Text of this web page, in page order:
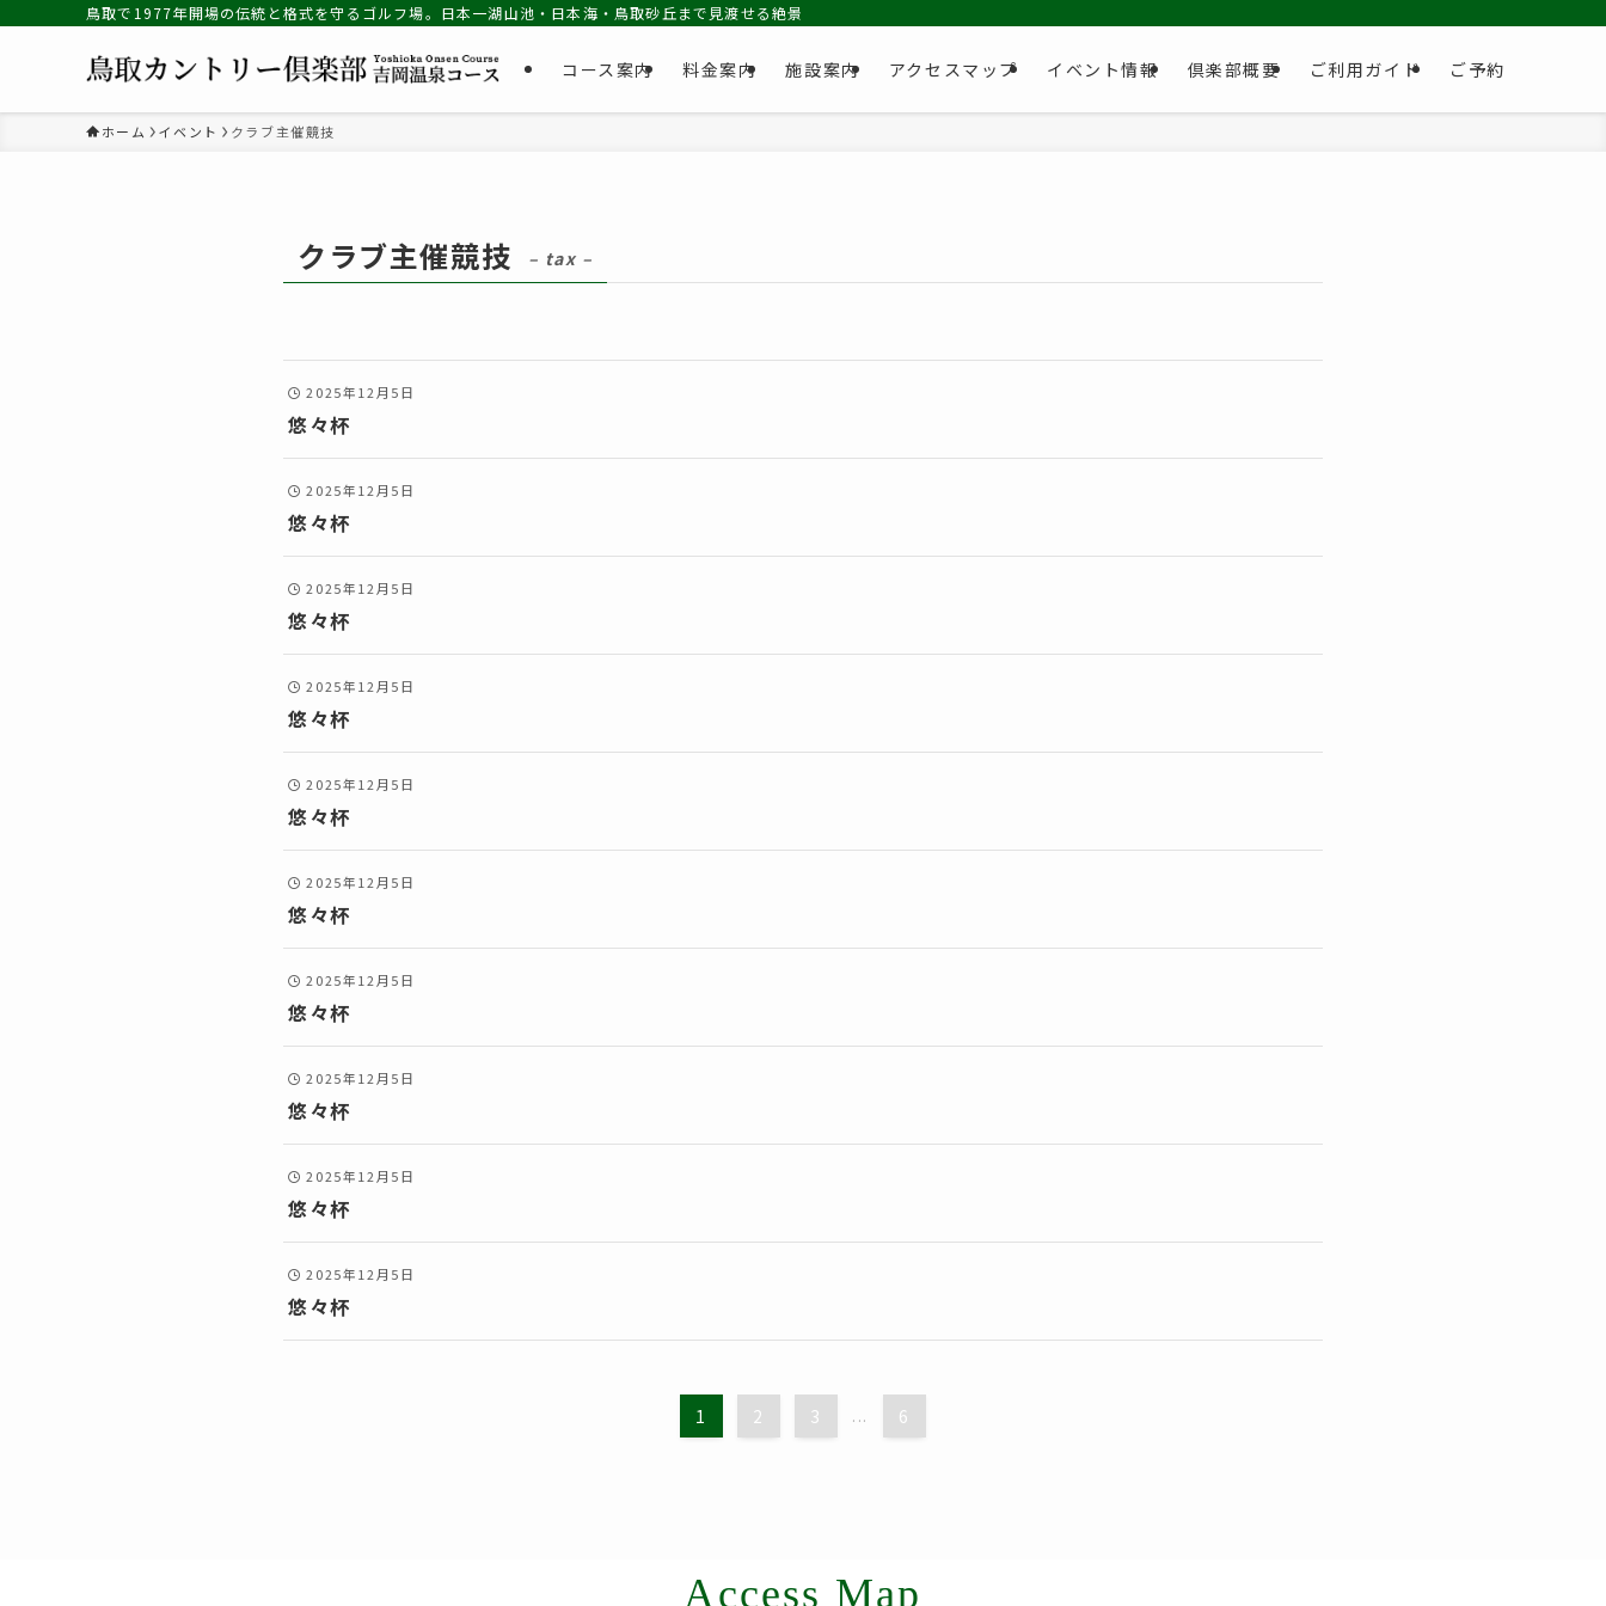
鳥取で1977年開場の伝統と格式を守るゴルフ場。日本一湖山池・日本海・鳥取砂丘まで見渡せる絶景コース
コース案内 料金案内 施設案内 アクセスマップ イベント情報 倶楽部概要 ご利用ガイド ご予約
ホーム イベント クラブ主催競技
クラブ主催競技 – tax –
2025年12月5日
悠々杯
2025年12月5日
悠々杯
2025年12月5日
悠々杯
2025年12月5日
悠々杯
2025年12月5日
悠々杯
2025年12月5日
悠々杯
2025年12月5日
悠々杯
2025年12月5日
悠々杯
2025年12月5日
悠々杯
2025年12月5日
悠々杯
1 2 3 ... 6
Access Map